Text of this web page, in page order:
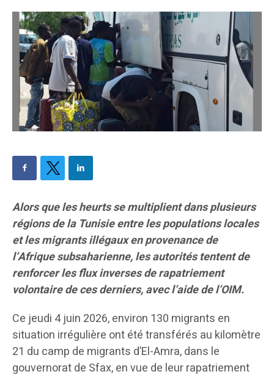
Alors que les heurts se multiplient dans plusieurs
régions de la Tunisie entre les populations locales
et les migrants illégaux en provenance de
l’Afrique subsaharienne, les autorités tentent de
renforcer les flux inverses de rapatriement
volontaire de ces derniers, avec l’aide de l’OIM.
Ce jeudi 4 juin 2026, environ 130 migrants en
situation irrégulière ont été transférés au kilomètre
21 du camp de migrants d’El-Amra, dans le
gouvernorat de Sfax, en vue de leur rapatriement